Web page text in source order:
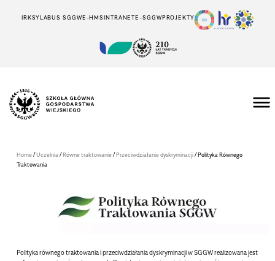
IRKSYLABUS SGGWE-HMSINTRANETE-SGGWPROJEKTY
Home/Uczelnia/Równe traktowanie/Przeciwdziałanie dyskryminacji/Polityka Równego
Traktowania
Polityka równego traktowania i przeciwdziałania dyskryminacji w SGGW realizowana jest